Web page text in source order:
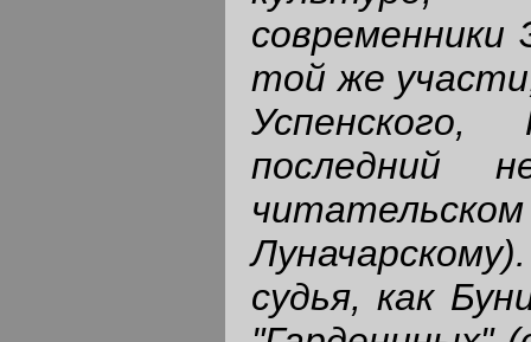
современники
той же
последний
судья, как